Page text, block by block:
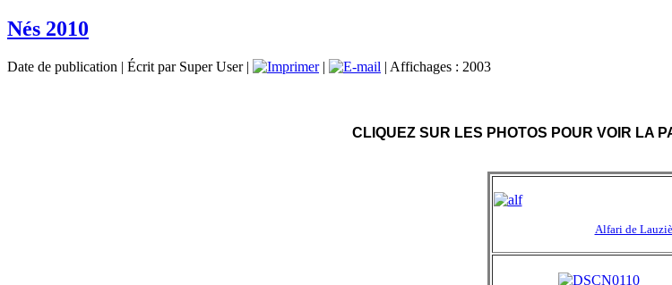
Nés 2010
Date de publication | Écrit par Super User | | | Affichages : 2003
CLIQUEZ SUR LES PHOTOS POUR VOIR LA
Alfari de